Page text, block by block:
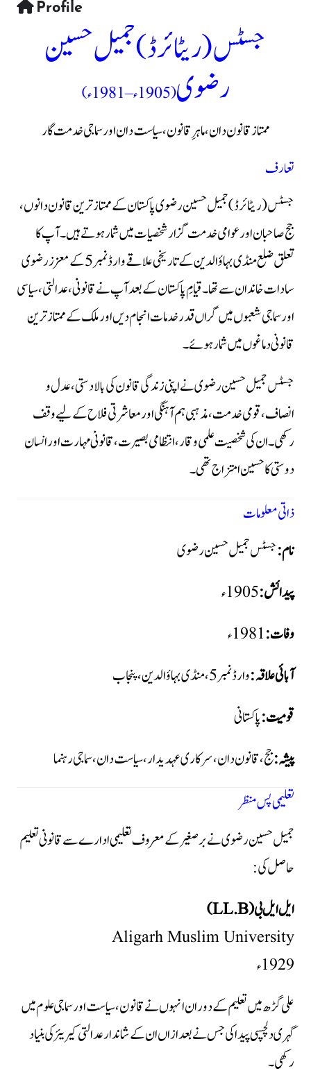
Profile
جسٹس (ریٹائرڈ) جمیل حسین
رضوی(1905ء – 1981ء)
ممتاز قانون دان، ماہرِ قانون، سیاست دان اور سماجی خدمت گار
تعارف
جسٹس (ریٹائرڈ) جمیل حسین رضوی پاکستان کے ممتاز ترین قانون دانوں،
جج صاحبان اور عوامی خدمت گزار شخصیات میں شمار ہوتے ہیں۔ آپ کا
تعلق ضلع منڈی بہاؤالدین کے تاریخی علاقے وارڈ نمبر 5 کے معزز رضوی
سادات خاندان سے تھا۔ قیامِ پاکستان کے بعد آپ نے قانونی، عدالتی، سیاسی
اور سماجی شعبوں میں گراں قدر خدمات انجام دیں اور ملک کے ممتاز ترین
قانونی دماغوں میں شمار ہوئے۔
جسٹس جمیل حسین رضوی نے اپنی زندگی قانون کی بالادستی، عدل و
انصاف، قومی خدمت، مذہبی ہم آہنگی اور معاشرتی فلاح کے لیے وقف
رکھی۔ ان کی شخصیت علمی وقار، انتظامی بصیرت، قانونی مہارت اور انسان
دوستی کا حسین امتزاج تھی۔
ذاتی معلومات
نام:جسٹس جمیل حسین رضوی
پیدائش:
وفات:
آبائی علاقہ:وارڈ نمبر 5، منڈی بہاؤالدین، پنجاب
قومیت:پاکستانی
پیشہ:جج، قانون دان، سرکاری عہدیدار، سیاست دان، سماجی رہنما
تعلیمی پس منظر
جمیل حسین رضوی نے برصغیر کے معروف تعلیمی ادارے سے قانونی تعلیم
حاصل کی:
ایل ایل بی (LL.B)
Aligarh Muslim University
1929ء
علی گڑھ میں تعلیم کے دوران انہوں نے قانون، سیاست اور سماجی علوم میں
گہری دلچسپی پیدا کی جس نے بعد ازاں ان کے شاندار عدالتی کیریئر کی بنیاد
رکھی۔